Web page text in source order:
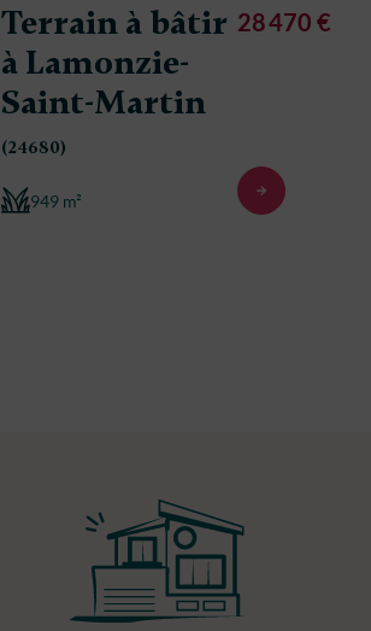
Terrain à bâtir
à Lamonzie-
Saint-Martin
(24680)
949 m²
28 470 €